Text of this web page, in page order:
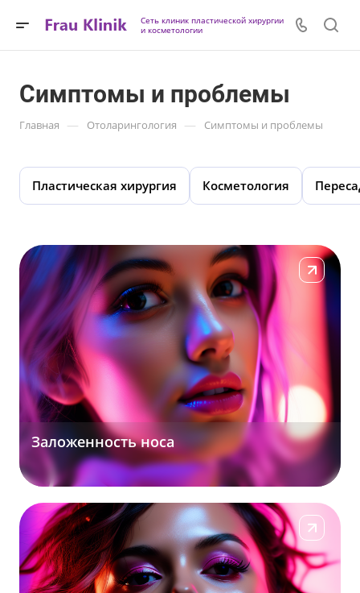
Сеть клиник пластической хирургии
и косметологии
Симптомы и проблемы
Главная — Отоларингология — Симптомы и проблемы
Пластическая хирургия Косметология
Заложенность носа
Подробнее
Подробнее